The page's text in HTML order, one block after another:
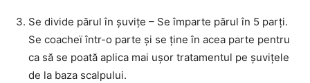
Se divide părul în șuvițe – Se împarte părul în 5 parți.
Se coacheï într-o parte și se ține în acea parte pentru
ca să se poată aplica mai ușor tratamentul pe șuvițele
de la baza scalpului.